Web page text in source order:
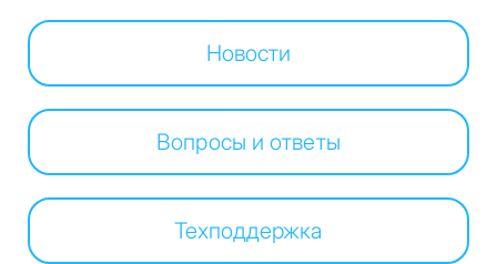
Новости
Вопросы и ответы
Техподдержка